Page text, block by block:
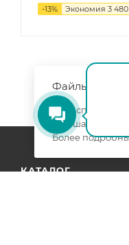
-13% Экономия 3 480
КАТАЛОГ
Файлы cookie
Мы используем
улучшать
Более